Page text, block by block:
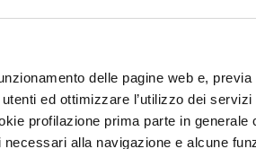
delle pagine web e,
ed ottimizzare l’utilizzo dei
profilazione prima parte in generale
alla navigazione e alcune